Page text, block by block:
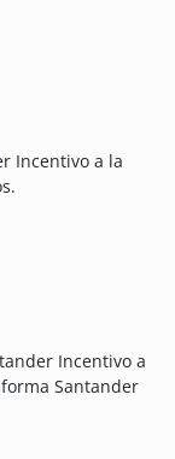
Incentivo a la
Incentivo a
Santander